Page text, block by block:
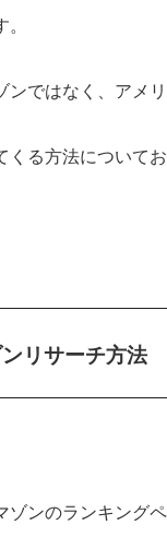
ンではなく、アメ
くる方法について
リサーチ方法
ゾンのランキング